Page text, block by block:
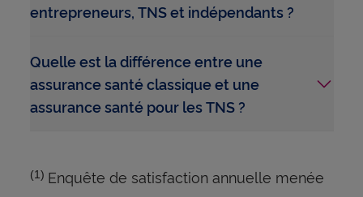
entrepreneurs, TNS et indépendants ?
Quelle est la différence entre une
assurance santé classique et une
assurance santé pour les TNS ?
(1) Enquête de satisfaction annuelle menée